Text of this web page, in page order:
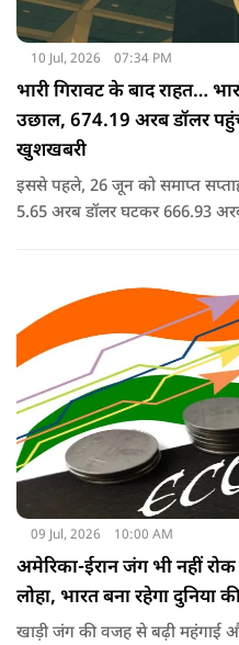
10 Jul, 2026 07:34 PM
भारी गिरावट के बाद राहत…
उछाल, 674.19 अरब डॉलर
खुशखबरी
इससे पहले, 26 जून को समाप्त
5.65 अरब डॉलर घटकर 666.93
09 Jul, 2026 10:00 AM
अमेरिका-ईरान जंग भी नहीं
लोहा, भारत बना रहेगा दुनिया
खाड़ी जंग की वजह से बढ़ी महंगाई